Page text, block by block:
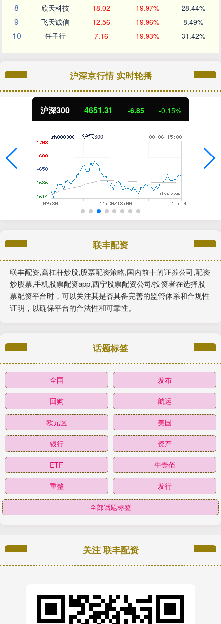
8 欣天科技 18.02 19.97% 28.44%
9 飞天诚信 12.56 19.96% 8.49%
10 任子行 7.16 19.93% 31.42%
沪深京行情 实时轮播
沪深300 4651.31 -6.85 -0.15%
联丰配资
联丰配资,高杠杆炒股,股票配资策略,国内前十的证券公司,配资
炒股票,手机股票配资app,西宁股票配资公司/投资者在选择股
票配资平台时，可以关注其是否具备完善的监管体系和合规性
证明，以确保平台的合法性和可靠性。
话题标签
全国 发布
回购 航运
欧元区 美国
银行 资产
ETF 牛壹佰
重整 发行
全部话题标签
关注 联丰配资